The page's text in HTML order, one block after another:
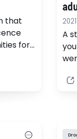
that
for
A